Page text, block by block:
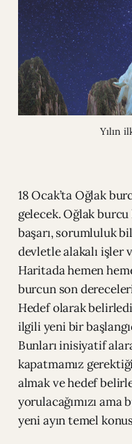
Yılın
18 Ocak’ta Oğlak
gelecek. Oğlak
başarı, sorumluluk
devletle alakalı işler
Haritada hemen
burcun son
Hedef olarak
ilgili yeni bir
Bunları inisiyatif
kapatmamız
almak ve hedef
yorulacağımızı
yeni ayın temel